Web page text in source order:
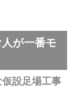
が一番モ
設足場工事